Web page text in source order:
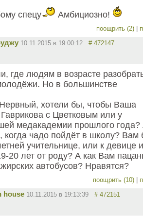
спецу Амбициозно!
поощрить (2)
10.11.2015 в 19:00:12 # 472147
где людям в возрасте
Но в большинстве
хотели бы, чтобы Ваша
с Цветковым или у
медакадемии прошлого года?
когда чадо пойдёт в школу? Вам
учительнице, или к девице
20 лет от роду? А как Вам
автобусов? Нравятся?
поощрить (10)
house 10.11.2015 в 19:13:39 # 472151